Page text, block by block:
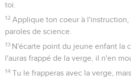
toi.
12 Applique ton coeur à l'instruction,
paroles de science.
13 N'écarte point du jeune enfant la
l'auras frappé de la verge, il n'en
14 Tu le frapperas avec la verge,